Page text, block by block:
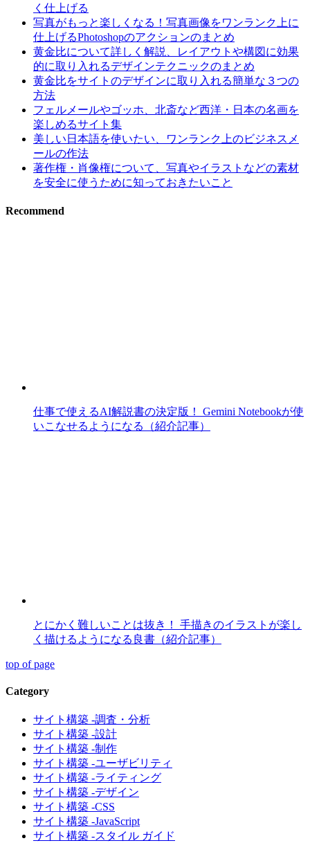
く仕上げる
写真がもっと楽しくなる！写真画像をワンランク上に
仕上げるPhotoshopのアクションのまとめ
黄金比について詳しく解説、レイアウトや構図に効果
的に取り入れるデザインテクニックのまとめ
黄金比をサイトのデザインに取り入れる簡単な３つの
方法
フェルメールやゴッホ、北斎など西洋・日本の名画を
楽しめるサイト集
美しい日本語を使いたい、ワンランク上のビジネスメ
ールの作法
著作権・肖像権について、写真やイラストなどの素材
を安全に使うために知っておきたいこと
Recommend
仕事で使えるAI解説書の決定版！ Gemini Notebookが使
いこなせるようになる（紹介記事）
とにかく難しいことは抜き！ 手描きのイラストが楽し
く描けるようになる良書（紹介記事）
top of page
Category
サイト構築 -調査・分析
サイト構築 -設計
サイト構築 -制作
サイト構築 -ユーザビリティ
サイト構築 -ライティング
サイト構築 -デザイン
サイト構築 -CSS
サイト構築 -JavaScript
サイト構築 -スタイル ガイド